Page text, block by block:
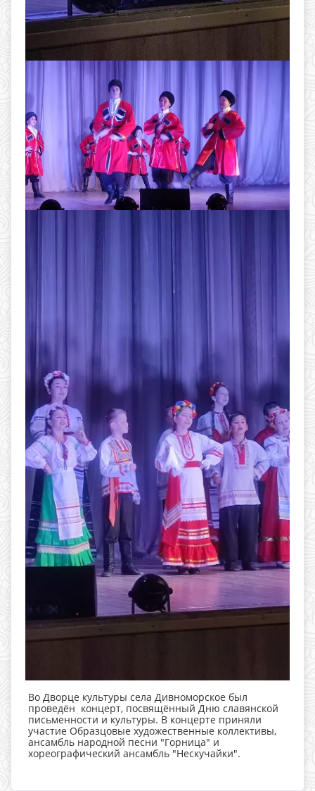
Во Дворце культуры села Дивноморское был
проведён концерт, посвящённый Дню славянской
письменности и культуры. В концерте приняли
участие Образцовые художественные коллективы,
ансамбль народной песни "Горница" и
хореографический ансамбль "Нескучайки".